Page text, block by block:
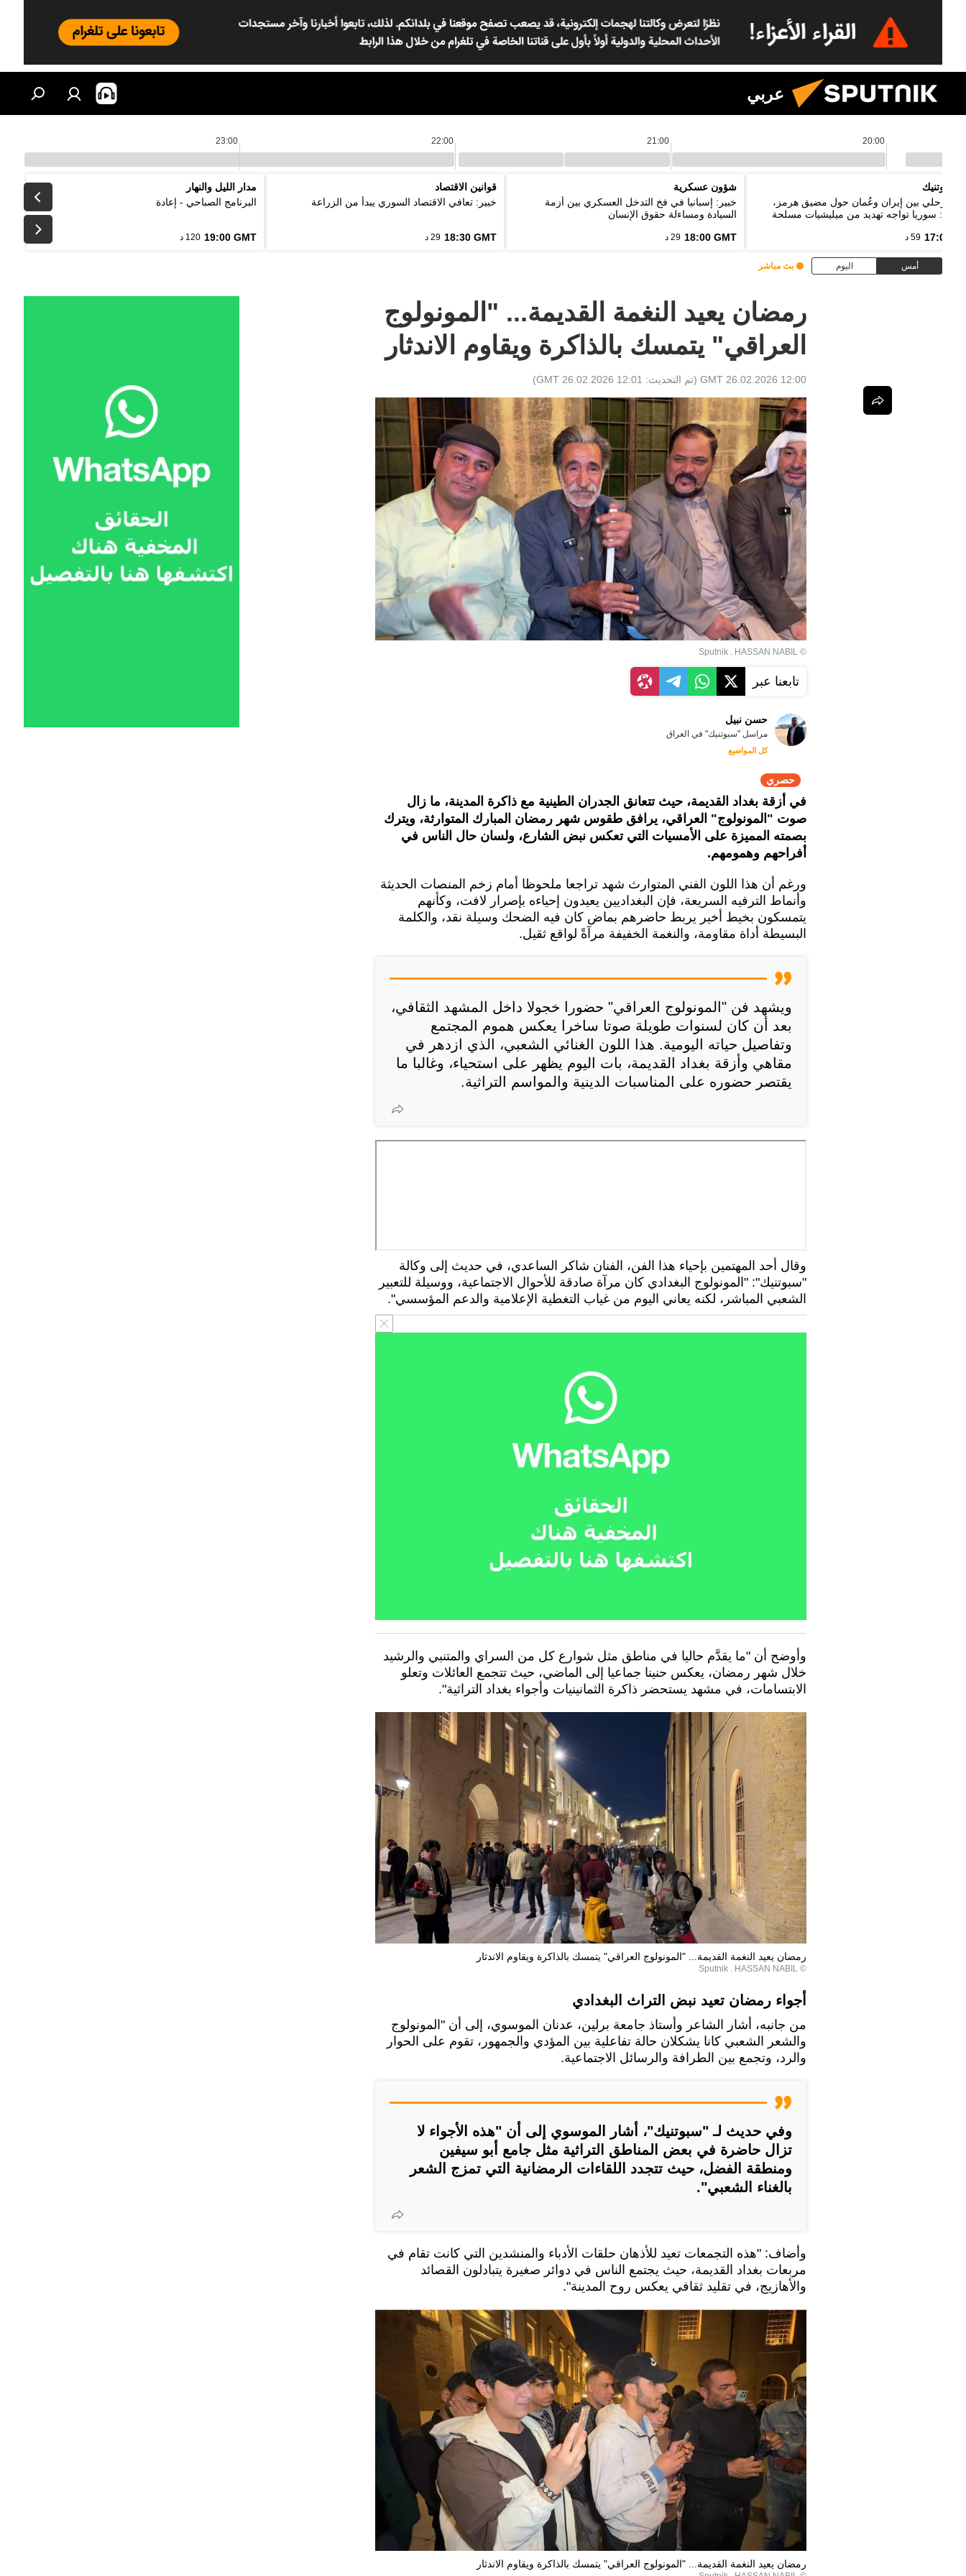
عربي
20:00
21:00
22:00
23:00
سبوتنيك
مرحلي بين إيران وعُمان حول مضيق هرمز،
سوريا تواجه تهديد من ميليشيات مسلحة
17:00 59 د
شؤون عسكرية
خبير: إسبانيا في فخ التدخل العسكري بين أزمة
السيادة ومساءلة حقوق الإنسان
18:00 GMT 29 د
قوانين الاقتصاد
خبير: تعافي الاقتصاد السوري يبدأ من الزراعة
18:30 GMT 29 د
مدار الليل والنهار
البرنامج الصباحي - إعادة
19:00 GMT 120 د
أمس اليوم بث مباشر
رمضان يعيد النغمة القديمة... "المونولوج
العراقي" يتمسك بالذاكرة ويقاوم الاندثار
12:00 GMT 26.02.2026 (تم التحديث: 12:01 GMT 26.02.2026
)
© Sputnik . HASSAN NABIL
تابعنا عبر
حسن نبيل
مراسل "سبوتنيك" في العراق
كل المواضيع
حصري
في أزقة بغداد القديمة، حيث تتعانق الجدران الطينية مع ذاكرة المدينة، ما زال
صوت "المونولوج" العراقي، يرافق طقوس شهر رمضان المبارك المتوارثة، ويترك
بصمته المميزة على الأمسيات التي تعكس نبض الشارع، ولسان حال الناس في
أفراحهم وهمومهم.
ورغم أن هذا اللون الفني المتوارث شهد تراجعا ملحوظا أمام زخم المنصات الحديثة
وأنماط الترفيه السريعة، فإن البغداديين يعيدون إحياءه بإصرار لافت، وكأنهم
يتمسكون بخيط أخير يربط حاضرهم بماض كان فيه الضحك وسيلة نقد، والكلمة
البسيطة أداة مقاومة، والنغمة الخفيفة مرآةً لواقع ثقيل.
ويشهد فن "المونولوج العراقي" حضورا خجولا داخل المشهد الثقافي،
بعد أن كان لسنوات طويلة صوتا ساخرا يعكس هموم المجتمع
وتفاصيل حياته اليومية. هذا اللون الغنائي الشعبي، الذي ازدهر في
مقاهي وأزقة بغداد القديمة، بات اليوم يظهر على استحياء، وغالبا ما
يقتصر حضوره على المناسبات الدينية والمواسم التراثية.
وقال أحد المهتمين بإحياء هذا الفن، الفنان شاكر الساعدي، في حديث إلى وكالة
"سبوتنيك": "المونولوج البغدادي كان مرآة صادقة للأحوال الاجتماعية، ووسيلة للتعبير
الشعبي المباشر، لكنه يعاني اليوم من غياب التغطية الإعلامية والدعم المؤسسي".
وأوضح أن "ما يقدَّم حاليا في مناطق مثل شوارع كل من السراي والمتنبي والرشيد
خلال شهر رمضان، يعكس حنينا جماعيا إلى الماضي، حيث تتجمع العائلات وتعلو
الابتسامات، في مشهد يستحضر ذاكرة الثمانينيات وأجواء بغداد التراثية".
رمضان يعيد النغمة القديمة... "المونولوج العراقي" يتمسك بالذاكرة ويقاوم الاندثار
© Sputnik . HASSAN NABIL
أجواء رمضان تعيد نبض التراث البغدادي
من جانبه، أشار الشاعر وأستاذ جامعة برلين، عدنان الموسوي، إلى أن "المونولوج
والشعر الشعبي كانا يشكلان حالة تفاعلية بين المؤدي والجمهور، تقوم على الحوار
والرد، وتجمع بين الطرافة والرسائل الاجتماعية.
وفي حديث لـ "سبوتنيك"، أشار الموسوي إلى أن "هذه الأجواء لا
تزال حاضرة في بعض المناطق التراثية مثل جامع أبو سيفين
ومنطقة الفضل، حيث تتجدد اللقاءات الرمضانية التي تمزج الشعر
بالغناء الشعبي".
وأضاف: "هذه التجمعات تعيد للأذهان حلقات الأدباء والمنشدين التي كانت تقام في
مربعات بغداد القديمة، حيث يجتمع الناس في دوائر صغيرة يتبادلون القصائد
والأهازيج، في تقليد ثقافي يعكس روح المدينة".
رمضان يعيد النغمة القديمة... "المونولوج العراقي" يتمسك بالذاكرة ويقاوم الاندثار